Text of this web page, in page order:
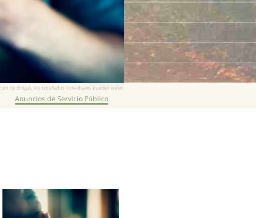
de drogas, los resultados individuales pueden variar.
Anuncios de Servicio Público